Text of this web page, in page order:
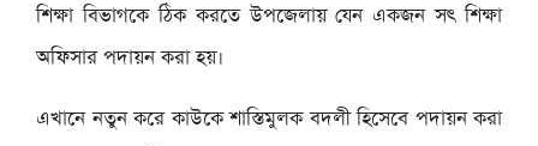
শিক্ষা বিভাগকে ঠিক করতে উপজেলায় যেন একজন সৎ শিক্ষা
অফিসার পদায়ন করা হয়।
এখানে নতুন করে কাউকে শাস্তিমুলক বদলী হিসেবে পদায়ন করা